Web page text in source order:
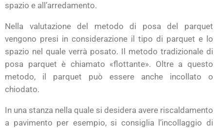
spazio e all’arredamento.
Nella valutazione del metodo di posa del parquet
vengono presi in considerazione il tipo di parquet e lo
spazio nel quale verrà posato. Il metodo tradizionale di
posa parquet è chiamato «flottante». Oltre a questo
metodo, il parquet può essere anche incollato o
chiodato.
In una stanza nella quale si desidera avere riscaldamento
a pavimento per esempio, si consiglia l’incollaggio di